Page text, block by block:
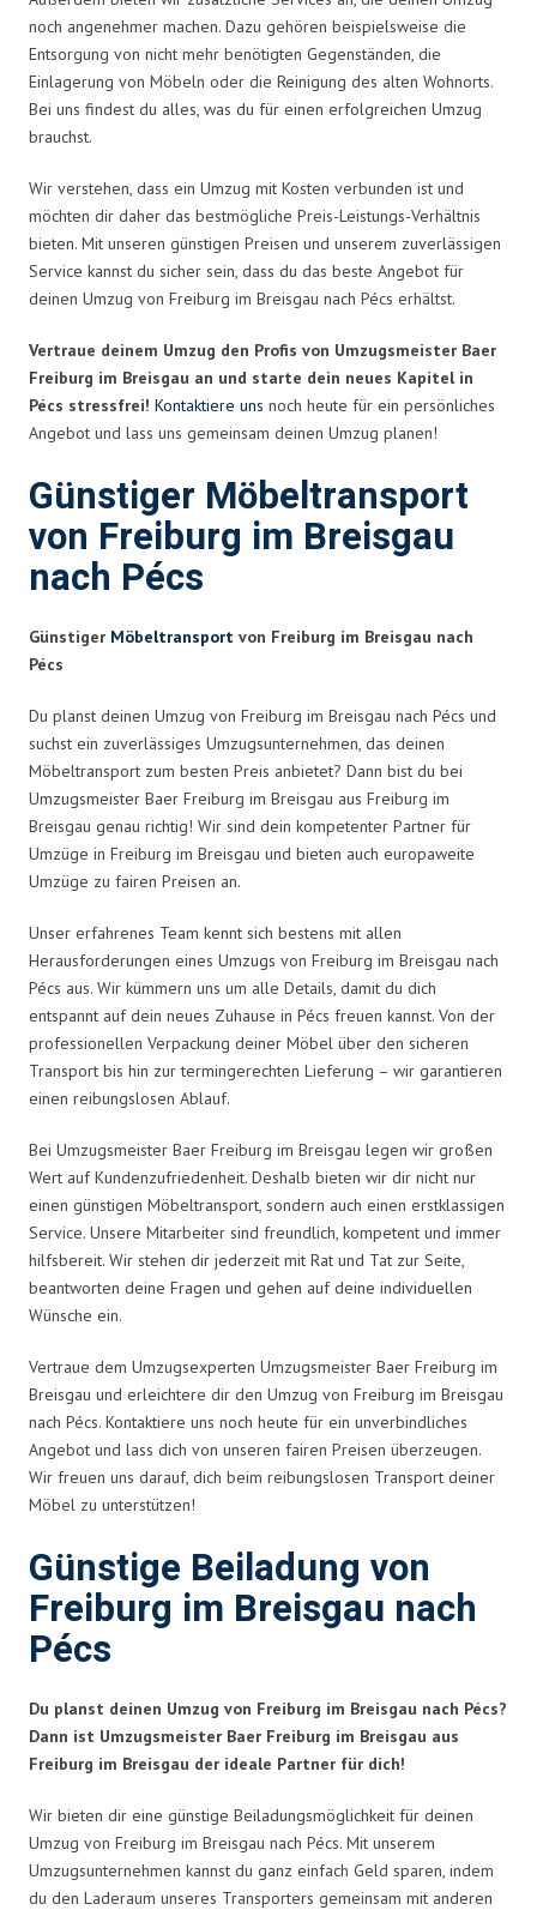
noch angenehmer machen. Dazu gehören beispielsweise die
Entsorgung von nicht mehr benötigten Gegenständen, die
Einlagerung von Möbeln oder die Reinigung des alten Wohnorts.
Bei uns findest du alles, was du für einen erfolgreichen Umzug
brauchst.
Wir verstehen, dass ein Umzug mit Kosten verbunden ist und
möchten dir daher das bestmögliche Preis-Leistungs-Verhältnis
bieten. Mit unseren günstigen Preisen und unserem zuverlässigen
Service kannst du sicher sein, dass du das beste Angebot für
deinen Umzug von Freiburg im Breisgau nach Pécs erhältst.
Vertraue deinem Umzug den Profis von Umzugsmeister Baer
Freiburg im Breisgau an und starte dein neues Kapitel in
Pécs stressfrei! Kontaktiere uns noch heute für ein persönliches
Angebot und lass uns gemeinsam deinen Umzug planen!
Günstiger Möbeltransport
von Freiburg im Breisgau
nach Pécs
Günstiger Möbeltransport von Freiburg im Breisgau nach
Pécs
Du planst deinen Umzug von Freiburg im Breisgau nach Pécs und
suchst ein zuverlässiges Umzugsunternehmen, das deinen
Möbeltransport zum besten Preis anbietet? Dann bist du bei
Umzugsmeister Baer Freiburg im Breisgau aus Freiburg im
Breisgau genau richtig! Wir sind dein kompetenter Partner für
Umzüge in Freiburg im Breisgau und bieten auch europaweite
Umzüge zu fairen Preisen an.
Unser erfahrenes Team kennt sich bestens mit allen
Herausforderungen eines Umzugs von Freiburg im Breisgau nach
Pécs aus. Wir kümmern uns um alle Details, damit du dich
entspannt auf dein neues Zuhause in Pécs freuen kannst. Von der
professionellen Verpackung deiner Möbel über den sicheren
Transport bis hin zur termingerechten Lieferung – wir garantieren
einen reibungslosen Ablauf.
Bei Umzugsmeister Baer Freiburg im Breisgau legen wir großen
Wert auf Kundenzufriedenheit. Deshalb bieten wir dir nicht nur
einen günstigen Möbeltransport, sondern auch einen erstklassigen
Service. Unsere Mitarbeiter sind freundlich, kompetent und immer
hilfsbereit. Wir stehen dir jederzeit mit Rat und Tat zur Seite,
beantworten deine Fragen und gehen auf deine individuellen
Wünsche ein.
Vertraue dem Umzugsexperten Umzugsmeister Baer Freiburg im
Breisgau und erleichtere dir den Umzug von Freiburg im Breisgau
nach Pécs. Kontaktiere uns noch heute für ein unverbindliches
Angebot und lass dich von unseren fairen Preisen überzeugen.
Wir freuen uns darauf, dich beim reibungslosen Transport deiner
Möbel zu unterstützen!
Günstige Beiladung von
Freiburg im Breisgau nach
Pécs
Du planst deinen Umzug von Freiburg im Breisgau nach Pécs?
Dann ist Umzugsmeister Baer Freiburg im Breisgau aus
Freiburg im Breisgau der ideale Partner für dich!
Wir bieten dir eine günstige Beiladungsmöglichkeit für deinen
Umzug von Freiburg im Breisgau nach Pécs. Mit unserem
Umzugsunternehmen kannst du ganz einfach Geld sparen, indem
du den Laderaum unseres Transporters gemeinsam mit anderen